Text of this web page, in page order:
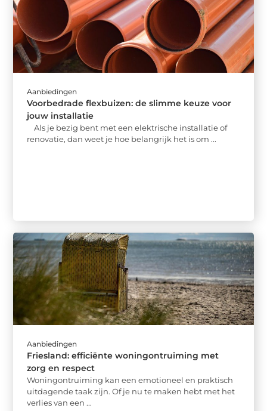
Aanbiedingen
Voorbedrade flexbuizen: de slimme keuze voor
jouw installatie
Als je bezig bent met een elektrische installatie of
renovatie, dan weet je hoe belangrijk het is om ...
Aanbiedingen
Friesland: efficiënte woningontruiming met
zorg en respect
Woningontruiming kan een emotioneel en praktisch
uitdagende taak zijn. Of je nu te maken hebt met het
verlies van een ...